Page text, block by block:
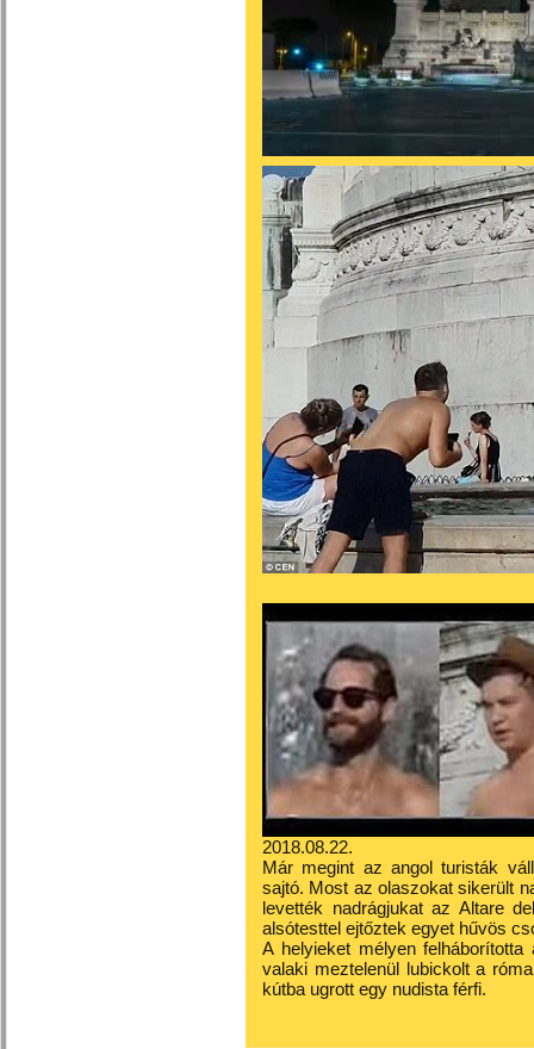
2018.08.22.
Már megint az angol turisták
sajtó. Most az olaszokat sikerült
levették nadrágjukat az Altare
alsótesttel ejtőztek egyet hűvös
A helyieket mélyen
valaki meztelenül lubickolt a
kútba ugrott egy nudista férfi.